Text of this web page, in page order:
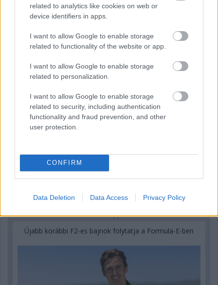
related to analytics like cookies on web or
device identifiers in apps.
I want to allow Google to enable storage
related to functionality of the website or app.
I want to allow Google to enable storage
related to personalization.
I want to allow Google to enable storage
related to security, including authentication
functionality and fraud prevention, and other
user protection.
CONFIRM
Data Deletion Data Access Privacy Policy
Ilyen lehet a jövő F1-es szabályrendszere Domenicali
2 napja
Újabb korábbi F2-es bajnok folytatja a Formula-E-ben